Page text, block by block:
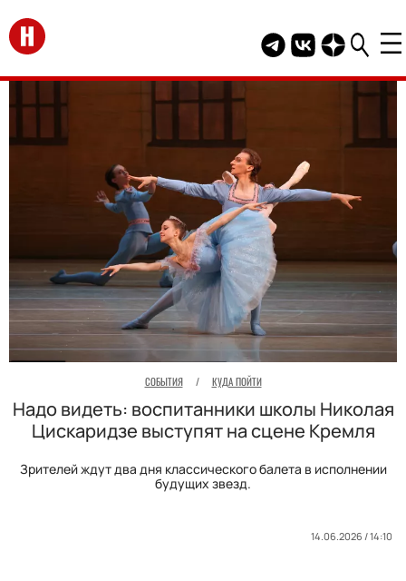
Перейти на главную
Telegram канал
Группа HELLO
Канал
СОБЫТИЯ / КУДА ПОЙТИ
Надо видеть: воспитанники школы Николая
Цискаридзе выступят на сцене Кремля
Зрителей ждут два дня классического балета в исполнении
будущих звезд.
14.06.2026 / 14:10